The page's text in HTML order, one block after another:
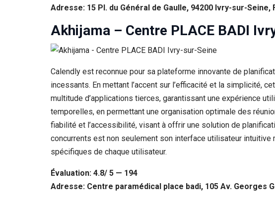
Adresse: 15 Pl. du Général de Gaulle, 94200 Ivry-sur-Seine,
Akhijama – Centre PLACE BADI
Calendly est reconnue pour sa plateforme innovante de
incessants. En mettant l’accent sur l’efficacité et la simplicité,
multitude d’applications tierces, garantissant une expérience
temporelles, en permettant une organisation optimale des
fiabilité et l’accessibilité, visant à offrir une solution de
concurrents est non seulement son interface utilisateur
spécifiques de chaque utilisateur.
Évaluation: 4.8/ 5 — 194
Adresse: Centre paramédical place badi, 105 Av. Georges